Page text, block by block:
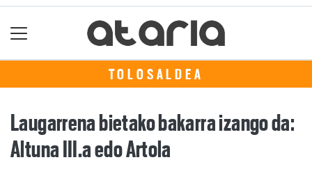
TOLOSALDEA
Laugarrena bietako bakarra izango da:
Altuna III.a edo Artola